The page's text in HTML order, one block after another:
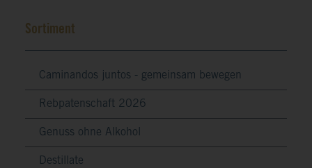
Sortiment
Caminandos juntos - gemeinsam bewegen
Rebpatenschaft 2026
Genuss ohne Alkohol
Destillate